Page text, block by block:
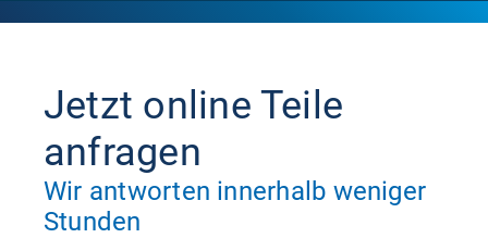
Jetzt online Teile
anfragen
Wir antworten innerhalb weniger
Stunden